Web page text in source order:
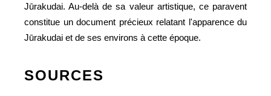
Jūrakudai. Au-delà de sa valeur artistique, ce paravent
constitue un document précieux relatant l'apparence du
Jūrakudai et de ses environs à cette époque.
SOURCES